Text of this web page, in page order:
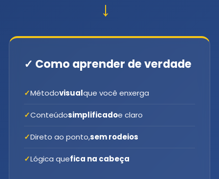
→
✓ Como aprender de verdade
Métodovisualque você enxerga
Conteúdosimplificadoe claro
Direto ao ponto,sem rodeios
Lógica quefica na cabeça